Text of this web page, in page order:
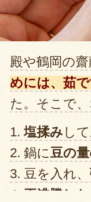
殿や鶴岡の齋
めには、茹
た。そこで、
1.塩揉み し
2. 鍋に豆の
3. 豆を入れ、
4. 再沸騰し